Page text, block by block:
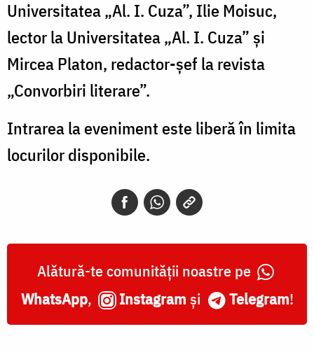
Universitatea „Al. I. Cuza”, Ilie Moisuc,
lector la Universitatea „Al. I. Cuza” și
Mircea Platon, redactor-șef la revista
„Convorbiri literare”.
Intrarea la eveniment este liberă în limita
locurilor disponibile.
Alătură-te comunității noastre pe
WhatsApp, Instagram și Telegram!